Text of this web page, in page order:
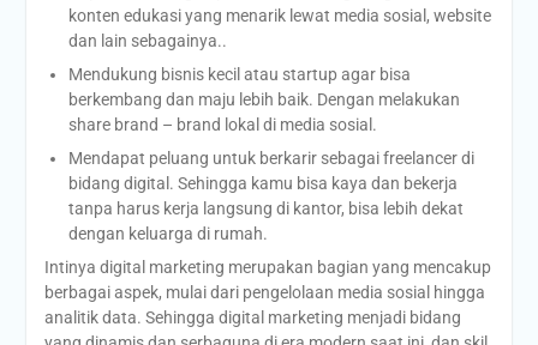
konten edukasi yang menarik lewat media sosial, website
dan lain sebagainya..
Mendukung bisnis kecil atau startup agar bisa
berkembang dan maju lebih baik. Dengan melakukan
share brand – brand lokal di media sosial.
Mendapat peluang untuk berkarir sebagai freelancer di
bidang digital. Sehingga kamu bisa kaya dan bekerja
tanpa harus kerja langsung di kantor, bisa lebih dekat
dengan keluarga di rumah.
Intinya digital marketing merupakan bagian yang mencakup
berbagai aspek, mulai dari pengelolaan media sosial hingga
analitik data. Sehingga digital marketing menjadi bidang